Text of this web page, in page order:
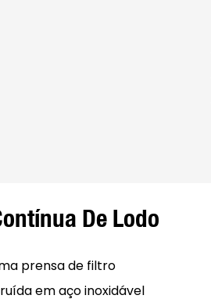
De Lodo
prensa de filtro
em aço inoxidável